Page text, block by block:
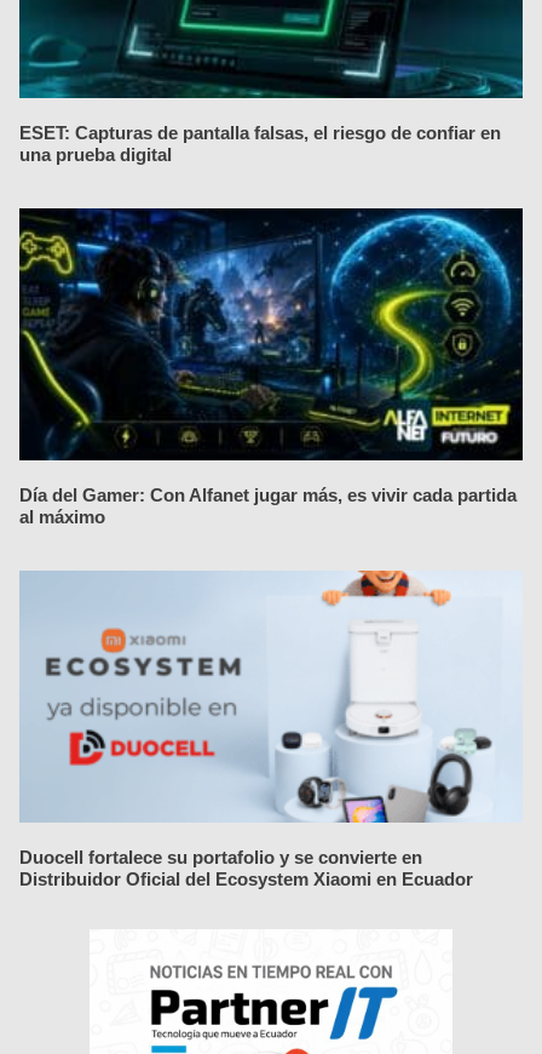
ESET: Capturas de pantalla falsas, el riesgo de confiar en
una prueba digital
Día del Gamer: Con Alfanet jugar más, es vivir cada partida
al máximo
Duocell fortalece su portafolio y se convierte en
Distribuidor Oficial del Ecosystem Xiaomi en Ecuador